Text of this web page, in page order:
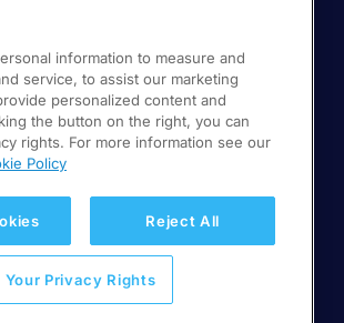
Responsabilidad social
/ Portal de clientes
Empleos
Política de Privacidad
information to measure and
service, to assist our marketing
personalized content and
the button on the right, you can
rights. For more information see our
Policy
Reject All
Your Privacy Rights